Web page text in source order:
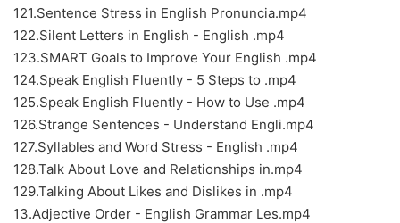
121.Sentence Stress in English Pronuncia.mp4
122.Silent Letters in English - English .mp4
123.SMART Goals to Improve Your English .mp4
124.Speak English Fluently - 5 Steps to .mp4
125.Speak English Fluently - How to Use .mp4
126.Strange Sentences - Understand Engli.mp4
127.Syllables and Word Stress - English .mp4
128.Talk About Love and Relationships in.mp4
129.Talking About Likes and Dislikes in .mp4
13.Adjective Order - English Grammar Les.mp4